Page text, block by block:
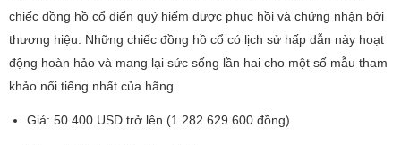
chiếc đồng hồ cổ điển quý hiếm được phục hồi và chứng nhận bởi
thương hiệu. Những chiếc đồng hồ cổ có lịch sử hấp dẫn này hoạt
động hoàn hảo và mang lại sức sống lần hai cho một số mẫu tham
khảo nổi tiếng nhất của hãng.
Giá: 50.400 USD trở lên (1.282.629.600 đồng)